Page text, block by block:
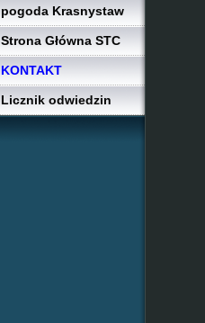
pogoda Krasnystaw
Strona Główna STC
KONTAKT
Licznik odwiedzin